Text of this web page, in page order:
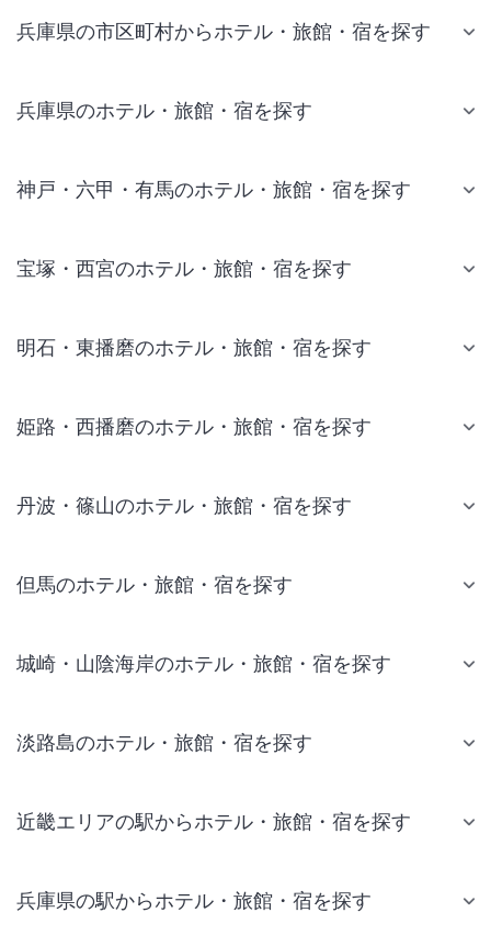
兵庫県の市区町村からホテル・旅館・宿を探す
兵庫県のホテル・旅館・宿を探す
神戸・六甲・有馬のホテル・旅館・宿を探す
宝塚・西宮のホテル・旅館・宿を探す
明石・東播磨のホテル・旅館・宿を探す
姫路・西播磨のホテル・旅館・宿を探す
丹波・篠山のホテル・旅館・宿を探す
但馬のホテル・旅館・宿を探す
城崎・山陰海岸のホテル・旅館・宿を探す
淡路島のホテル・旅館・宿を探す
近畿エリアの駅からホテル・旅館・宿を探す
兵庫県の駅からホテル・旅館・宿を探す